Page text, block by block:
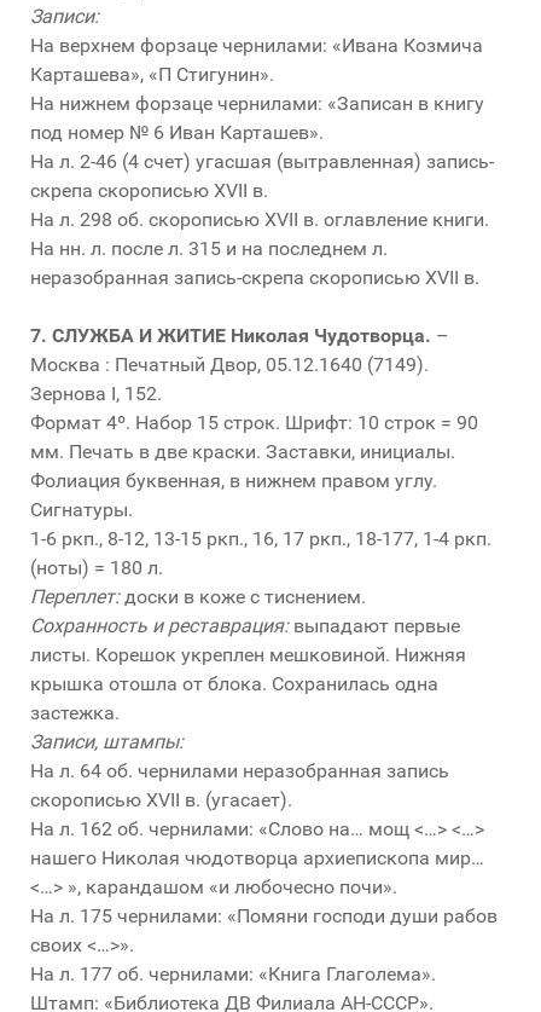
Записи:
На верхнем форзаце чернилами: «Ивана Козмича
Карташева», «П Стигунин».
На нижнем форзаце чернилами: «Записан в книгу
под номер № 6 Иван Карташев».
На л. 2-46 (4 счет) угасшая (вытравленная) запись-
скрепа скорописью XVII в.
На л. 298 об. скорописью XVII в. оглавление книги.
На нн. л. после л. 315 и на последнем л.
неразобранная запись-скрепа скорописью XVII в.
7. СЛУЖБА И ЖИТИЕ Николая Чудотворца. –
Москва : Печатный Двор, 05.12.1640 (7149).
Зернова I, 152.
Формат 4º. Набор 15 строк. Шрифт: 10 строк = 90
мм. Печать в две краски. Заставки, инициалы.
Фолиация буквенная, в нижнем правом углу.
Сигнатуры.
1-6 ркп., 8-12, 13-15 ркп., 16, 17 ркп., 18-177, 1-4 ркп.
(ноты) = 180 л.
Переплет:доски в коже с тиснением.
Сохранность и реставрация:выпадают первые
листы. Корешок укреплен мешковиной. Нижняя
крышка отошла от блока. Сохранилась одна
застежка.
Записи, штампы:
На л. 64 об. чернилами неразобранная запись
скорописью XVII в. (угасает).
На л. 162 об. чернилами: «Слово на… мощ <…> <…>
нашего Николая чюдотворца архиепископа мир…
<…> », карандашом «и любочесно почи».
На л. 175 чернилами: «Помяни господи души рабов
своих <…>».
На л. 177 об. чернилами: «Книга Глаголема».
Штамп: «Библиотека ДВ Филиала АН-СССР».